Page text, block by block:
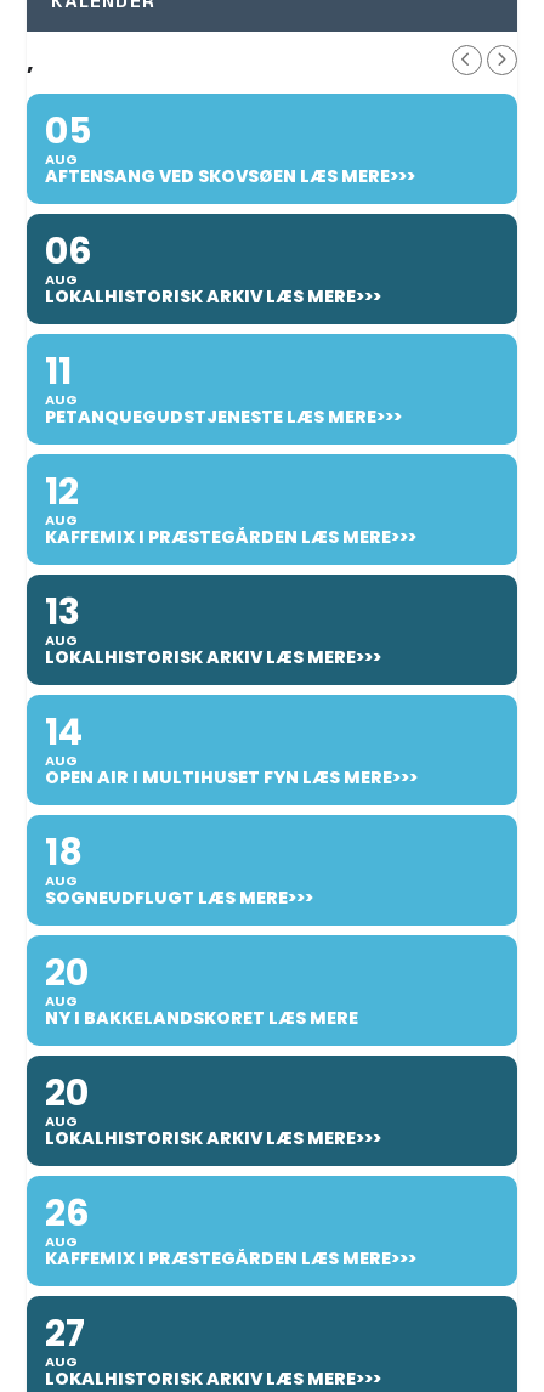
,
05
AUG
AFTENSANG VED SKOVSØEN LÆS MERE>>>
06
AUG
LOKALHISTORISK ARKIV LÆS MERE>>>
11
AUG
PETANQUEGUDSTJENESTE LÆS MERE>>>
12
AUG
KAFFEMIX I PRÆSTEGÅRDEN LÆS MERE>>>
13
AUG
LOKALHISTORISK ARKIV LÆS MERE>>>
14
AUG
OPEN AIR I MULTIHUSET FYN LÆS MERE>>>
18
AUG
SOGNEUDFLUGT LÆS MERE>>>
20
AUG
NY I BAKKELANDSKORET LÆS MERE
20
AUG
LOKALHISTORISK ARKIV LÆS MERE>>>
26
AUG
KAFFEMIX I PRÆSTEGÅRDEN LÆS MERE>>>
27
AUG
LOKALHISTORISK ARKIV LÆS MERE>>>